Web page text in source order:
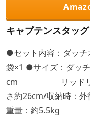
キャプテンスタッ
●セット内容：ダッ
袋×1 ●サイズ：ダッ
cm リッドリフタ
さ約26cm/収納時：
重量：約5.5kg